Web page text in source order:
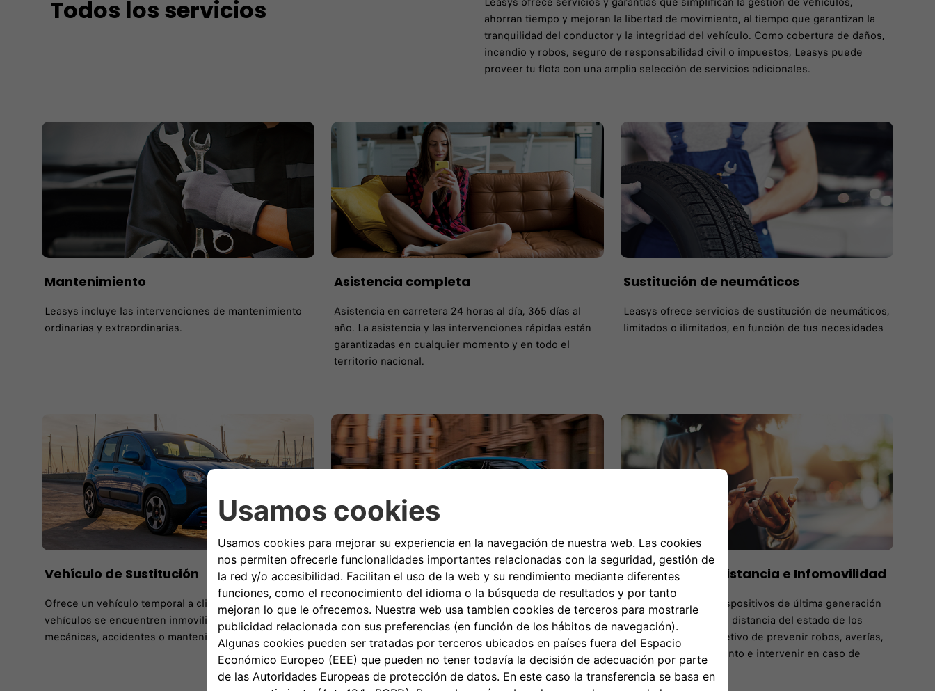
Todos los servicios
ahorran tiempo y mejoran la libertad de movimiento, al tiempo que garantizan la
tranquilidad del conductor y la integridad del vehículo. Como cobertura de daños,
incendio y robos, seguro de responsabilidad civil o impuestos, Leasys puede
proveer tu flota con una amplia selección de servicios adicionales.
Mantenimiento
Leasys incluye las intervenciones de mantenimiento
ordinarias y extraordinarias.
Asistencia completa
Asistencia en carretera 24 horas al día, 365 días al
año. La asistencia y las intervenciones rápidas están
garantizadas en cualquier momento y en todo el
territorio nacional.
Sustitución de neumáticos
Leasys ofrece servicios de sustitución de neumáticos,
limitados o ilimitados, en función de tus necesidades
Vehículo de Sustitución
Ofrece un vehículo temporal a clientes cuyos
vehículos se encuentren inmovilizados por fallos
mecánicas, accidentes o mantenimiento programado
Gestión de Multas
Le permite gestionar fácilmente las multas a los
conductores de la empresa.
Diagnóstico a distancia e Infomovilidad
Leasys se basa en dispositivos de última generación
para el seguimiento a distancia del estado de los
vehículos, con el objetivo de prevenir robos, averías,
fallos de funcionamiento e intervenir en caso de
imprevistos.